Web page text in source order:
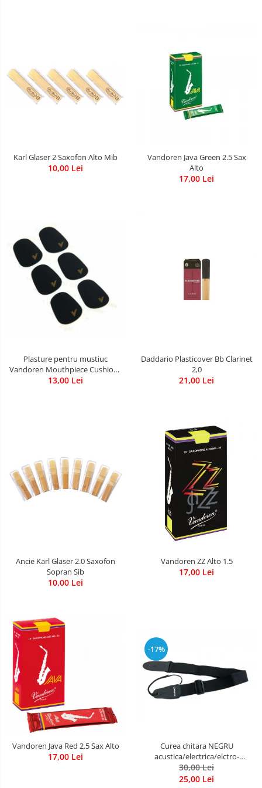
Trompete
Trompete Bb
Trompete piccolo
Karl Glaser 2 Saxofon Alto Mib
10,00 Lei
Vandoren Java Green 2.5 Sax
Alto
17,00 Lei
Plasture pentru mustiuc
Vandoren Mouthpiece Cushions
0,80 mm BK
13,00 Lei
Daddario Plasticover Bb Clarinet
2,0
21,00 Lei
Ancie Karl Glaser 2.0 Saxofon
Sopran Sib
10,00 Lei
Vandoren ZZ Alto 1.5
17,00 Lei
Vandoren Java Red 2.5 Sax Alto
17,00 Lei
-17%
Curea chitara NEGRU
acustica/electrica/elctro-
acustica/bass
30,00 Lei
25,00 Lei